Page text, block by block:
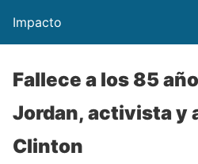
Impacto
Fallece a los 85
Jordan, activista y
Clinton